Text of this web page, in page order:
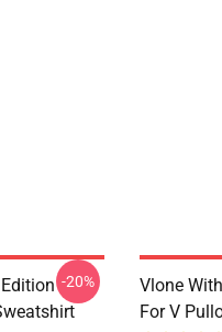
-20%
Vlone
For V